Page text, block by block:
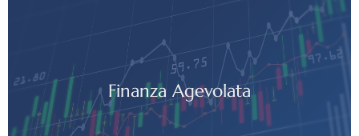
Finanza Agevolata